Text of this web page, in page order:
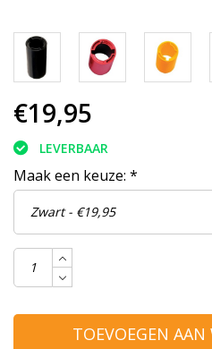
€19,95
LEVERBAAR
Maak een keuze: *
TOEVOEGEN